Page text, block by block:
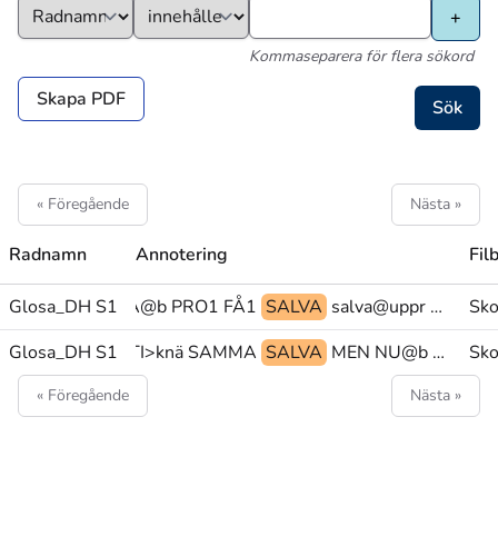
Kommaseparera för flera sökord
Skapa PDF
« Föregående Nästa »
Radnamn Annotering
Glosa_DH S1DÅ@b PRO1 FÅ1 SALVA salva@uppr OCH PERSREF4@pr
Glosa_DH S1
SAMMA SALVA MEN NU@b PEK
« Föregående Nästa »